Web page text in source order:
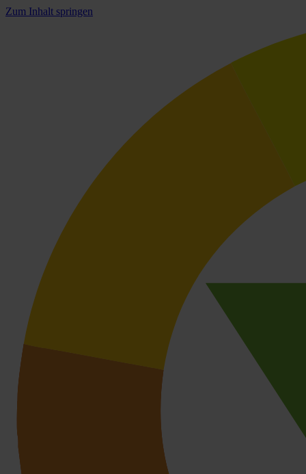
Zum Inhalt springen